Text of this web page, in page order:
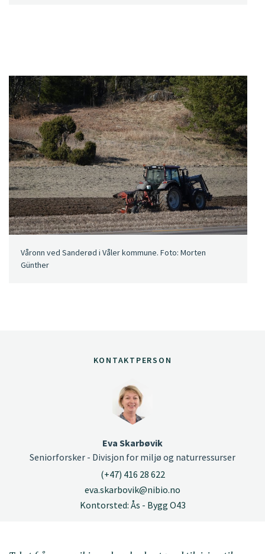
Våronn ved Sanderød i Våler kommune. Foto: Morten
Günther
KONTAKTPERSON
Eva Skarbøvik
Seniorforsker - Divisjon for miljø og naturressurser
(+47) 416 28 622
eva.skarbovik@nibio.no
Kontorsted: Ås - Bygg O43